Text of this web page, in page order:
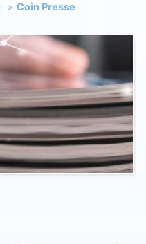
Coin Presse